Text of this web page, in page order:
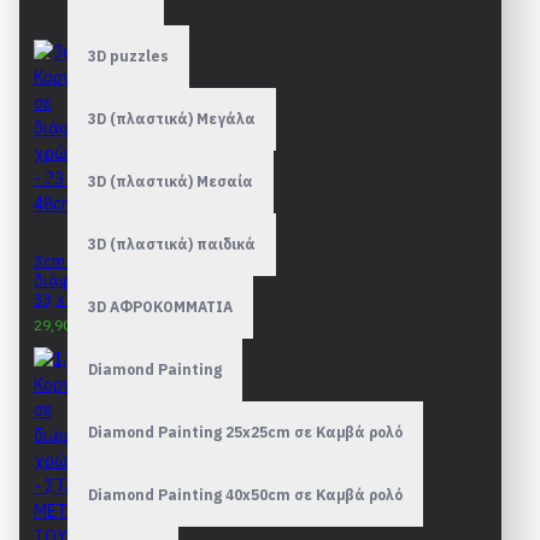
3D puzzles
3D (πλαστικά) Μεγάλα
3D (πλαστικά) Μεσαία
3D (πλαστικά) παιδικά
3D ΑΦΡΟΚΟΜΜΑΤΙΑ
Diamond Painting
Diamond Painting 25x25cm σε Καμβά ρολό
Diamond Painting 40x50cm σε Καμβά ρολό
3cm Κορνίζες σε
διάφορα χρώματα -
33 x 48cm
29,90€